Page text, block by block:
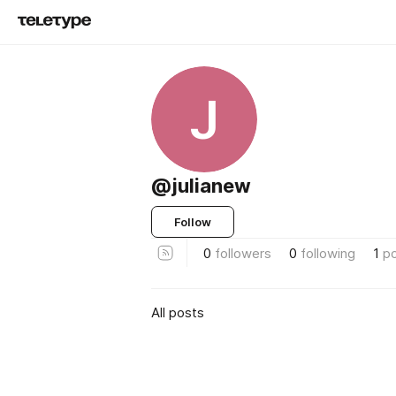
J
@julianew
Follow
0 followers 0 following 1
All posts